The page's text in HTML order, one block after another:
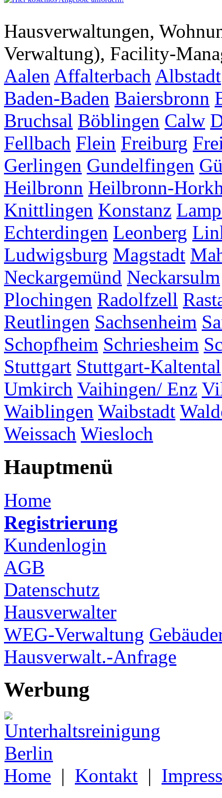
Hausverwaltungen,
Verwaltung), Facility-
Aalen Affalterbach Albstadt
Baden-Baden Baiersbronn
Bruchsal Böblingen Calw
Fellbach Flein Freiburg
Gerlingen Gundelfingen
Heilbronn Heilbronn-
Knittlingen Konstanz
Echterdingen Leonberg
Ludwigsburg Magstadt
Neckargemünd Neckarsulm
Plochingen Radolfzell
Reutlingen Sachsenheim
Schopfheim Schriesheim
Stuttgart Stuttgart-Kaltental
Umkirch Vaihingen/ Enz
Waiblingen Waibstadt
Weissach Wiesloch
Hauptmenü
Home
Registrierung
Kundenlogin
AGB
Datenschutz
Hausverwalter
WEG-Verwaltung
Hausverwalt.-Anfrage
Werbung
Home | Kontakt |